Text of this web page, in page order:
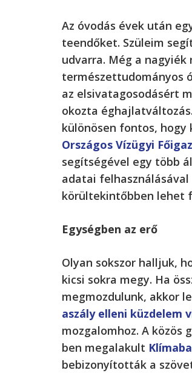
Az óvodás évek után
teendőket. Szüleim
udvarra. Még a
természettudományos
az elsivatagosodásért
okozta
különösen fontos, hogy
Országos Vízügyi
segítségével egy több
adatai
körültekintőbben lehet
Egységben az erő
Olyan sokszor halljuk,
kicsi sokra megy. Ha
megmozdulunk, akkor
aszály elleni küzdelem
mozgalomhoz. A közös
ben megalakult
bebizonyították a